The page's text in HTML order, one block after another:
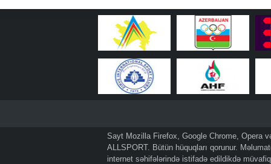
Sayt Mozilla Firefox, Google Chrome, Opera
ALLSPORT. Bütün hüquqları qorunur.
internet səhifələrində istifadə edildikdə